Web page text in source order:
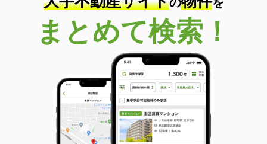
間取り
2DK
香川県丸亀市富士見町１丁目
3.70万円
香川県丸亀市富士見町１丁目
専有面積 27.29m²
間取り
ワンルーム
香川県坂出市川津町
まとめて検索！